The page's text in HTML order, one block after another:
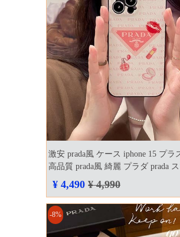
激安 prada風 ケース iphone 15 プラ
高品質 prada風 綺麗 プラダ prada
ス ハイブランド 通販 アイホン
校生 Ins風 偽物
¥ 4,490 ¥ 4,990
-8%